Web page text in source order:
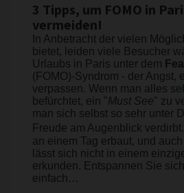
3 Tipps, um FOMO in
vermeiden!
In Anbetracht der vielen
bietet, leiden viele Besucher
Urlaubs in Paris unter dem
(FOMO)-Syndrom - der Angst,
verpassen. Wenn man alles
befürchtet, ein "Must See" zu
man sich selbst so sehr unter
Freude am Augenblick
an einem Tag erbaut, und
lässt sich nicht in einem
erkunden. Entspannen Sie
einfach…